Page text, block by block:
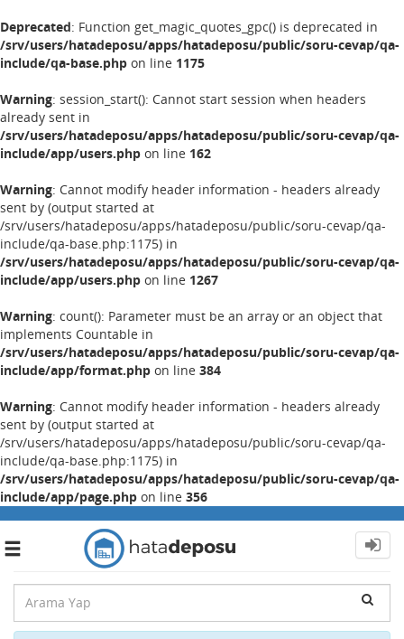
Deprecated: Function get_magic_quotes_gpc() is deprecated in
/srv/users/hatadeposu/apps/hatadeposu/public/soru-cevap/qa-
include/qa-base.php on line 1175
Warning: session_start(): Cannot start session when headers
already sent in
/srv/users/hatadeposu/apps/hatadeposu/public/soru-cevap/qa-
include/app/users.php on line 162
Warning: Cannot modify header information - headers already
sent by (output started at
/srv/users/hatadeposu/apps/hatadeposu/public/soru-cevap/qa-
include/qa-base.php:1175) in
/srv/users/hatadeposu/apps/hatadeposu/public/soru-cevap/qa-
include/app/users.php on line 1267
Warning: count(): Parameter must be an array or an object that
implements Countable in
/srv/users/hatadeposu/apps/hatadeposu/public/soru-cevap/qa-
include/app/format.php on line 384
Warning: Cannot modify header information - headers already
sent by (output started at
/srv/users/hatadeposu/apps/hatadeposu/public/soru-cevap/qa-
include/qa-base.php:1175) in
/srv/users/hatadeposu/apps/hatadeposu/public/soru-cevap/qa-
include/app/page.php on line 356
Toggle